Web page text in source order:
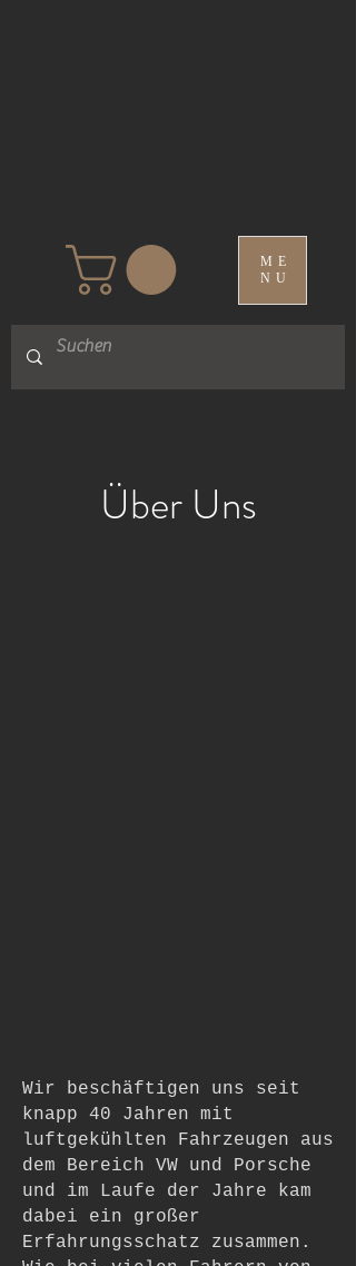
ME
NU
Über Uns
Wir beschäftigen uns seit
knapp 40 Jahren mit
luftgekühlten Fahrzeugen aus
dem Bereich VW und Porsche
und im Laufe der Jahre kam
dabei ein großer
Erfahrungsschatz zusammen.